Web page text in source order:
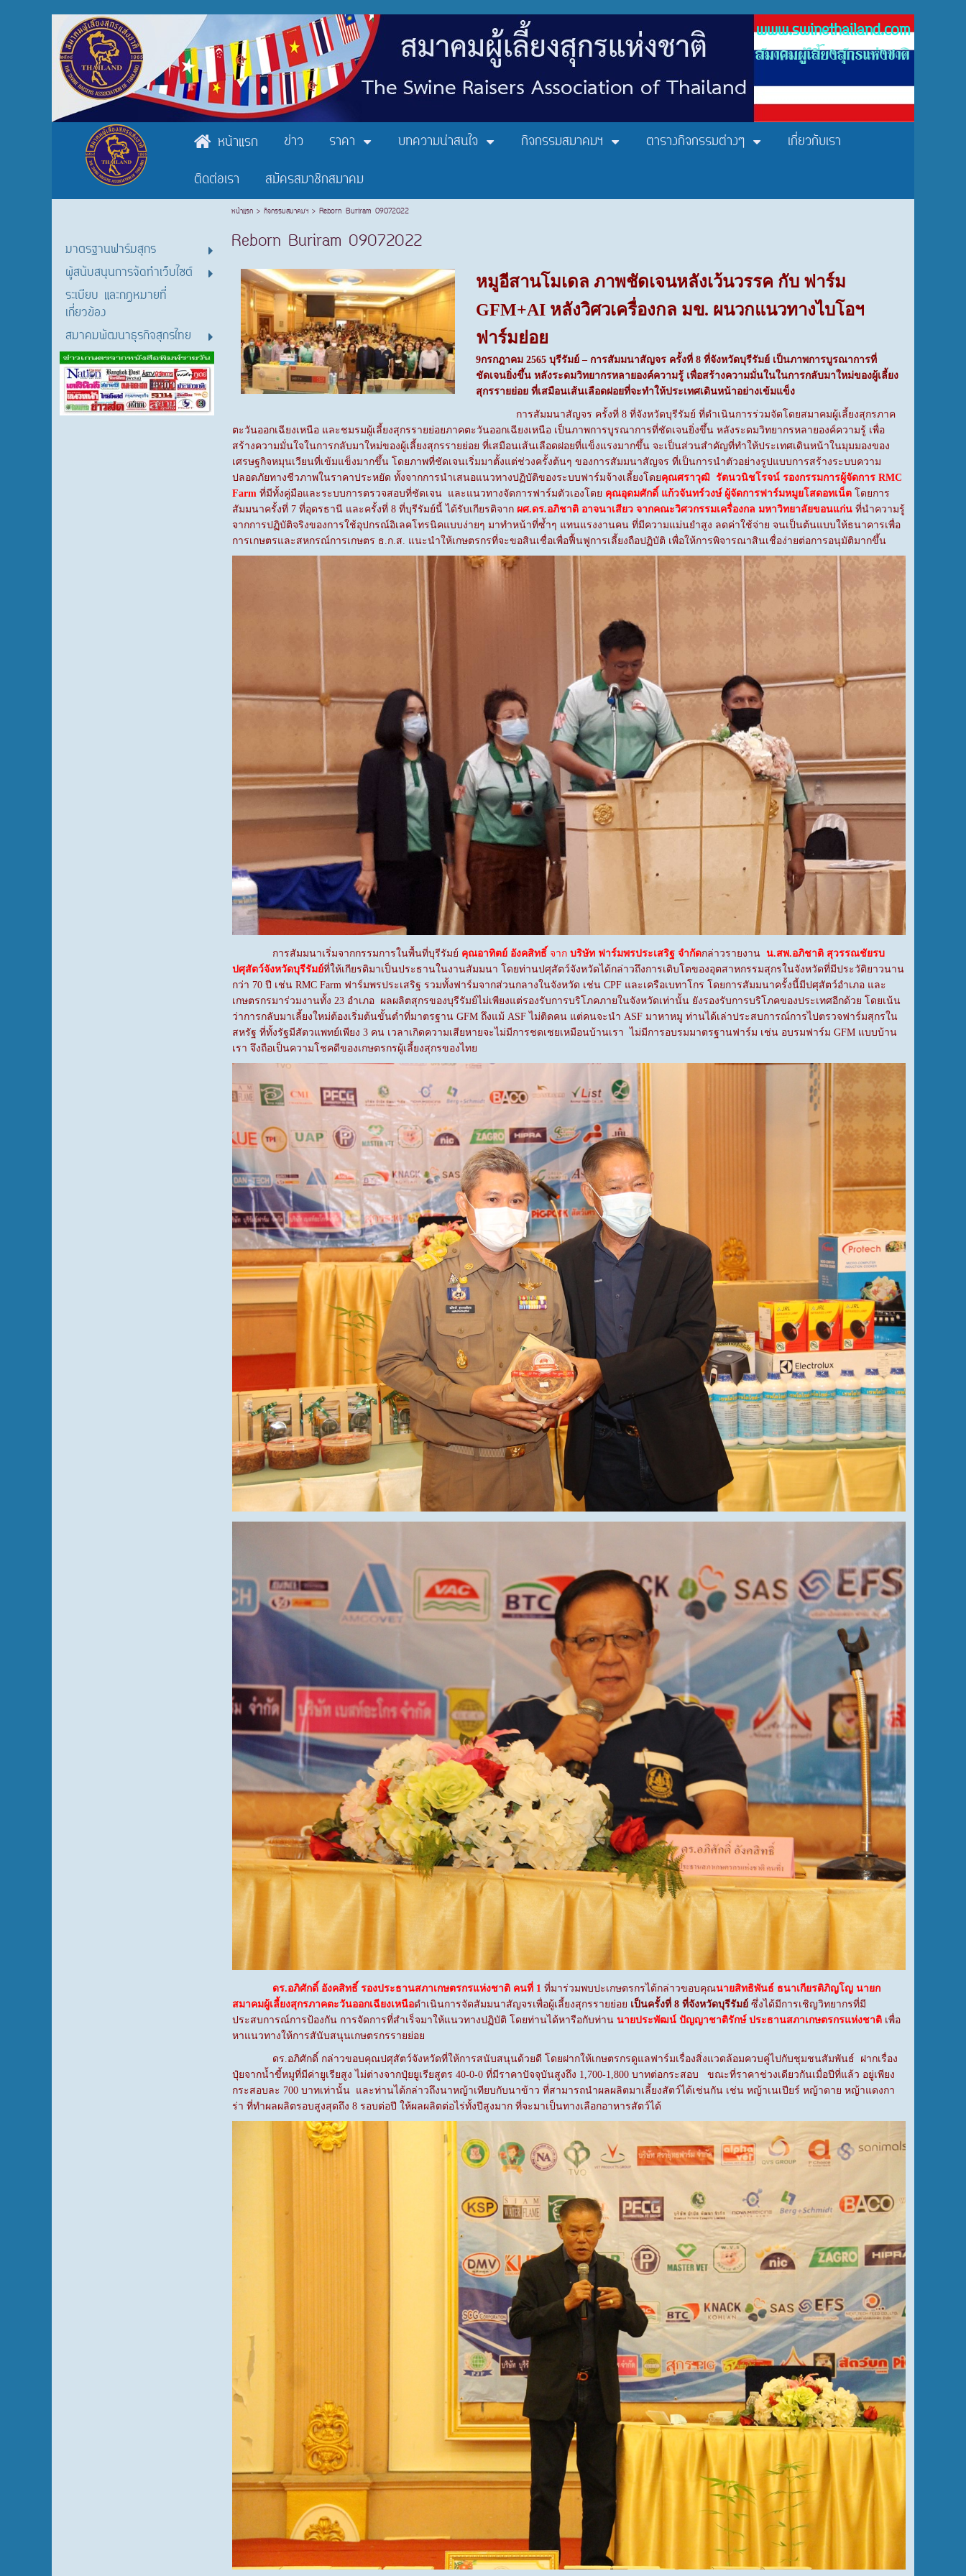
www.swinethailand.com
สมาคมผู้เลี้ยงสุกรแห่งชาติ
หน้าแรก ข่าว ราคา บทความน่าสนใจ กิจกรรมสมาคมฯ ตารางกิจกรรมต่างๆ
เกี่ยวกับเรา
ติดต่อเรา
สมัครสมาชิกสมาคม
มาตรฐานฟาร์มสุกร
ผู้สนับสนุนการจัดทำเว็บไซต์
ระเบียบ และกฎหมายที่
เกี่ยวข้อง
สมาคมพัฒนาธุรกิจสุกรไทย
หน้าแรก > กิจกรรมสมาคมฯ> Reborn Buriram 09072022
Reborn Buriram 09072022
หมูอีสานโมเดล ภาพชัดเจนหลังเว้นวรรค กับ ฟาร์ม
GFM+AI หลังวิศวเครื่องกล มข. ผนวกแนวทางไบโอฯ
ฟาร์มย่อย
9กรกฎาคม2565บุรีรัมย์ – การสัมมนาสัญจร ครั้งที่ 8 ที่จังหวัดบุรีรัมย์ เป็นภาพการบูรณาการที่
ชัดเจนยิ่งขึ้น หลังระดมวิทยากรหลายองค์ความรู้ เพื่อสร้างความมั่นในในการกลับมาใหม่ของผู้เลี้ยง
สุกรรายย่อย ที่เสมือนเส้นเลือดฝอยที่จะทำให้ประเทศเดินหน้าอย่างเข้มแข็ง
การสัมมนาสัญจร ครั้งที่ 8 ที่จังหวัดบุรีรัมย์ ที่ดำเนินการร่วมจัดโดยสมาคมผู้เลี้ยงสุกรภาค
ตะวันออกเฉียงเหนือ และชมรมผู้เลี้ยงสุกรรายย่อยภาคตะวันออกเฉียงเหนือ เป็นภาพการบูรณาการที่ชัดเจนยิ่งขึ้น หลังระดมวิทยากรหลายองค์ความรู้ เพื่อ
สร้างความมั่นใจในการกลับมาใหม่ของผู้เลี้ยงสุกรรายย่อย ที่เสมือนเส้นเลือดฝอยที่แข็งแรงมากขึ้น จะเป็นส่วนสำคัญที่ทำให้ประเทศเดินหน้าในมุมมองของ
เศรษฐกิจหมุนเวียนที่เข้มแข็งมากขึ้น โดยภาพที่ชัดเจนเริ่มมาตั้งแต่ช่วงครั้งต้นๆ ของการสัมมนาสัญจร ที่เป็นการนำตัวอย่างรูปแบบการสร้างระบบความ
ปลอดภัยทางชีวภาพในราคาประหยัด ทั้งจากการนำเสนอแนวทางปฏิบัติของระบบฟาร์มจ้างเลี้ยงโดยคุณศราวุฒิ รัตนวนิชโรจน์ รองกรรมการผู้จัดการ RMC
Farmที่มีทั้งคู่มือและระบบการตรวจสอบที่ชัดเจน และแนวทางจัดการฟาร์มตัวเองโดย คุณอุดมศักดิ์ แก้วจันทร์วงษ์ ผู้จัดการฟาร์มหมูยโสดอทเน็ตโดยการ
สัมมนาครั้งที่ 7 ที่อุดรธานี และครั้งที่ 8 ที่บุรีรัมย์นี้ ได้รับเกียรติจาก ผศ.ดร.อภิชาติ อาจนาเสียว จากคณะวิศวกรรมเครื่องกล มหาวิทยาลัยขอนแก่น ที่นำความรู้
จากการปฏิบัติจริงของการใช้อุปกรณ์อิเลคโทรนิคแบบง่ายๆ มาทำหน้าที่ซ้ำๆ แทนแรงงานคน ที่มีความแม่นยำสูง ลดค่าใช้จ่าย จนเป็นต้นแบบให้ธนาคารเพื่อ
การเกษตรและสหกรณ์การเกษตร ธ.ก.ส. แนะนำให้เกษตรกรที่จะขอสินเชื่อเพื่อฟื้นฟูการเลี้ยงถือปฏิบัติ เพื่อให้การพิจารณาสินเชื่อง่ายต่อการอนุมัติมากขึ้น
การสัมมนาเริ่มจากกรรมการในพื้นที่บุรีรัมย์ คุณอาทิตย์ อังคสิทธิ์ จากบริษัท ฟาร์มพรประเสริฐ จำกัดกล่าวรายงาน น.สพ.อภิชาติ สุวรรณชัยรบ
ปศุสัตว์จังหวัดบุรีรัมย์ที่ให้เกียรติมาเป็นประธานในงานสัมมนา โดยท่านปศุสัตว์จังหวัดได้กล่าวถึงการเติบโตของอุตสาหกรรมสุกรในจังหวัดที่มีประวัติยาวนาน
กว่า 70 ปี เช่น RMC Farm ฟาร์มพรประเสริฐ รวมทั้งฟาร์มจากส่วนกลางในจังหวัด เช่น CPF และเครือเบทาโกร โดยการสัมมนาครั้งนี้มีปศุสัตว์อำเภอ และ
เกษตรกรมาร่วมงานทั้ง 23 อำเภอ ผลผลิตสุกรของบุรีรัมย์ไม่เพียงแต่รองรับการบริโภคภายในจังหวัดเท่านั้น ยังรองรับการบริโภคของประเทศอีกด้วย โดยเน้น
ว่าการกลับมาเลี้ยงใหม่ต้องเริ่มต้นขั้นต่ำที่มาตรฐาน GFM ถึงแม้ ASF ไม่ติดคน แต่คนจะนำ ASF มาหาหมู ท่านได้เล่าประสบการณ์การไปตรวจฟาร์มสุกรใน
สหรัฐ ที่ทั้งรัฐมีสัตวแพทย์เพียง 3 คน เวลาเกิดความเสียหายจะไม่มีการชดเชยเหมือนบ้านเรา ไม่มีการอบรมมาตรฐานฟาร์ม เช่น อบรมฟาร์ม GFM แบบบ้าน
เรา จึงถือเป็นความโชคดีของเกษตรกรผู้เลี้ยงสุกรของไทย
ดร.อภิศักดิ์ อังคสิทธิ์ รองประธานสภาเกษตรกรแห่งชาติ คนที่ 1 ที่มาร่วมพบปะเกษตรกรได้กล่าวขอบคุณนายสิทธิพันธ์ ธนาเกียรติภิญโญ นายก
สมาคมผู้เลี้ยงสุกรภาคตะวันออกเฉียงเหนือดำเนินการจัดสัมมนาสัญจรเพื่อผู้เลี้ยงสุกรรายย่อย เป็นครั้งที่ 8 ที่จังหวัดบุรีรัมย์ ซึ่งได้มีการเชิญวิทยากรที่มี
ประสบการณ์การป้องกัน การจัดการที่สำเร็จมาให้แนวทางปฏิบัติ โดยท่านได้หารือกับท่าน นายประพัฒน์ ปัญญาชาติรักษ์ ประธานสภาเกษตรกรแห่งชาติเพื่อ
หาแนวทางให้การสันับสนุนเกษตรกรรายย่อย
ดร.อภิศักดิ์ กล่าวขอบคุณปศุสัตว์จังหวัดที่ให้การสนับสนุนด้วยดี โดยฝากให้เกษตรกรดูแลฟาร์มเรื่องสิ่งแวดล้อมควบคู่ไปกับชุมชนสัมพันธ์ ฝากเรื่อง
ปุ๋ยจากน้ำขี้หมูที่มีค่ายูเรียสูง ไม่ต่างจากปุ๋ยยูเรียสูตร 40-0-0 ที่มีราคาปัจจุบันสูงถึง 1,700-1,800 บาทต่อกระสอบ ขณะที่ราคาช่วงเดียวกันเมื่อปีที่แล้ว อยู่เพียง
กระสอบละ 700 บาทเท่านั้น และท่านได้กล่าวถึงนาหญ้าเทียบกับนาข้าว ที่สามารถนำผลผลิตมาเลี้ยงสัตว์ได้เช่นกัน เช่น หญ้าเนเปียร์ หญ้าดาย หญ้าแดงกา
ร่า ที่ทำผลผลิตรอบสูงสุดถึง 8 รอบต่อปี ให้ผลผลิตต่อไร่ทั้งปีสูงมาก ที่จะมาเป็นทางเลือกอาหารสัตว์ได้